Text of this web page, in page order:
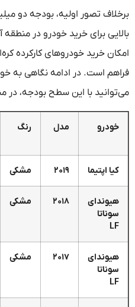
خرید خودرو در منطقه آزاد
خودروهای کارکرده کره‌ای با
در ادامه نگاهی به
با این سطح بودجه، در مناطق
مدل رنگ
وضعیت
۲۰۱۹ مشکی سالم
۲۰۱۸ مشکی
یک لکه
۲۰۱۷ مشکی
یک لکه